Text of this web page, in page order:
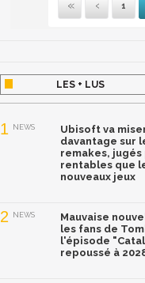
1
LES + LUS
1 NEWS
Ubisoft va
davantage sur
remakes, jugés
rentables que
nouveaux jeux
2 NEWS
Mauvaise
les fans de
l'épisode
repoussé à